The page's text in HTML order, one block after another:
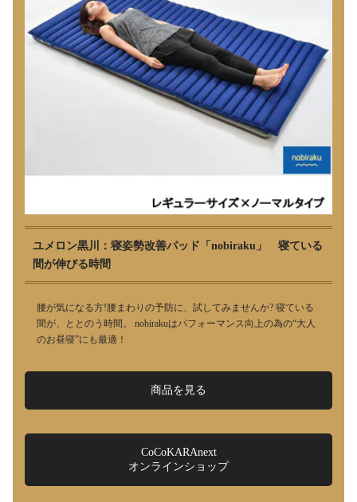
ユメロン黒川：寝姿勢改善パッド「nobiraku」 寝ている
間が伸びる時間
腰が気になる方!腰まわりの予防に、試してみませんか? 寝ている
間が、ととのう時間。 nobirakuはパフォーマンス向上の為の“大人
のお昼寝”にも最適！
商品を見る
CoCoKARAnext
オンラインショップ